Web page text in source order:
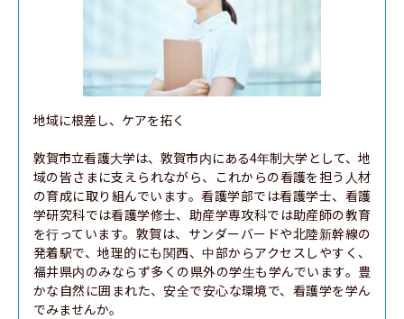
地域に根差し、ケアを拓く
敦賀市立看護大学は、敦賀市内にある4年制大学として、地
域の皆さまに支えられながら、これからの看護を担う人材
の育成に取り組んでいます。看護学部では看護学士、看護
学研究科では看護学修士、助産学専攻科では助産師の教育
を行っています。敦賀は、サンダーバードや北陸新幹線の
発着駅で、地理的にも関西、中部からアクセスしやすく、
福井県内のみならず多くの県外の学生も学んでいます。豊
かな自然に囲まれた、安全で安心な環境で、看護学を学ん
でみませんか。